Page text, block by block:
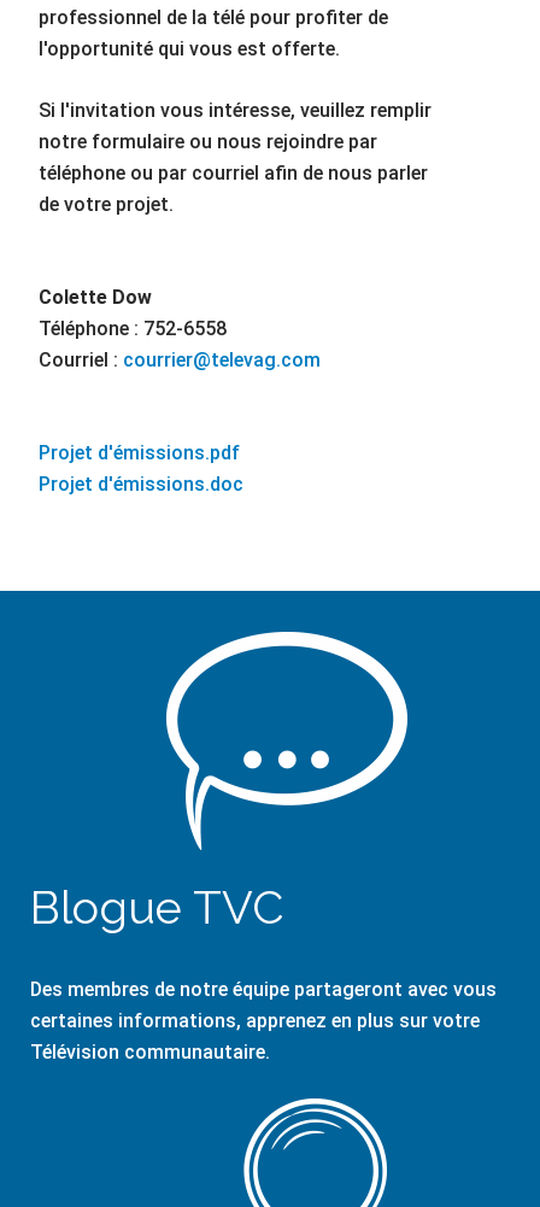
professionnel de la télé pour profiter de
l'opportunité qui vous est offerte.
Si l'invitation vous intéresse, veuillez remplir
notre formulaire ou nous rejoindre par
téléphone ou par courriel afin de nous parler
de votre projet.
Colette Dow
Téléphone : 752-6558
Courriel : courrier@televag.com
Projet d'émissions.pdf
Projet d'émissions.doc
Blogue TVC
Des membres de notre équipe partageront avec vous
certaines informations, apprenez en plus sur votre
Télévision communautaire.